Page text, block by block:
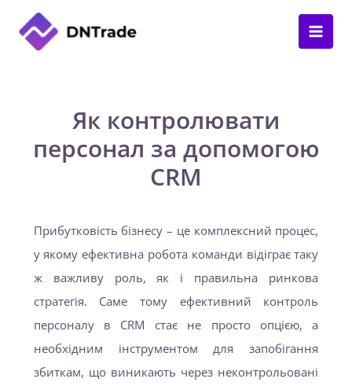
Перейти
вмісту
Як контролювати
персонал за допомогою
CRM
Прибутковість бізнесу – це комплексний процес,
у якому ефективна робота команди відіграє таку
ж важливу роль, як і правильна ринкова
стратегія. Саме тому ефективний контроль
персоналу в CRM стає не просто опцією, а
необхідним інструментом для запобігання
збиткам, що виникають через неконтрольовані